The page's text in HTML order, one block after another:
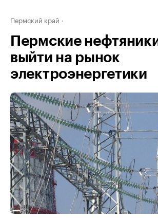
Пермский край
Пермские
выйти на рынок
электроэнергетики